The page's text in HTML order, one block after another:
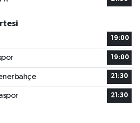
19:00
19:00
21:30
21:30